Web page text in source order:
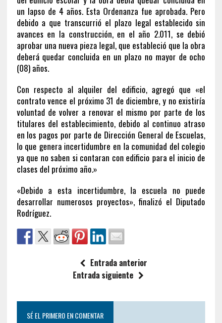
un lapso de 4 años. Esta Ordenanza fue aprobada. Pero
debido a que transcurrió el plazo legal establecido sin
avances en la construcción, en el año 2.011, se debió
aprobar una nueva pieza legal, que estableció que la obra
deberá quedar concluida en un plazo no mayor de ocho
(08) años.
Con respecto al alquiler del edificio, agregó que «el
contrato vence el próximo 31 de diciembre, y no existiría
voluntad de volver a renovar el mismo por parte de los
titulares del establecimiento, debido al continuo atraso
en los pagos por parte de Dirección General de Escuelas,
lo que genera incertidumbre en la comunidad del colegio
ya que no saben si contaran con edificio para el inicio de
clases del próximo año.»
«Debido a esta incertidumbre, la escuela no puede
desarrollar numerosos proyectos», finalizó el Diputado
Rodríguez.
Entrada anterior
Entrada siguiente
SÉ EL PRIMERO EN COMENTAR